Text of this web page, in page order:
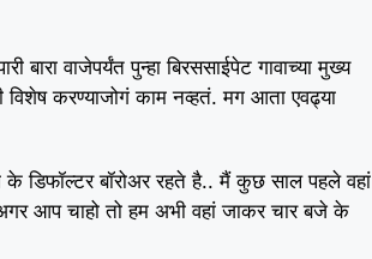
वाजेपर्यंत पुन्हा बिरससाईपेट गावाच्या मुख्य
करण्याजोगं काम नव्हतं. मग आता एवढ्या
के डिफॉल्टर बॉरोअर रहते है.. मैं कुछ साल पहले वहां
आप चाहो तो हम अभी वहां जाकर चार बजे के